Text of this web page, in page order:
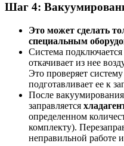
Шаг 4:
Это может сделать
специальным
Система подключается
откачивает из нее
Это проверяет
подготавливает ее к
После
заправляется
определенном
комплекту).
неправильной работе